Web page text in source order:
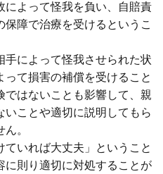
によって怪我を負い、⾃賠責
障で治療を受けるというこ
によって怪我させられた状
て損害の補償を受けること
ではないことも影響して、親
ことや適切に説明してもら
。
いれば⼤丈夫」ということ
に則り適切に対処することが